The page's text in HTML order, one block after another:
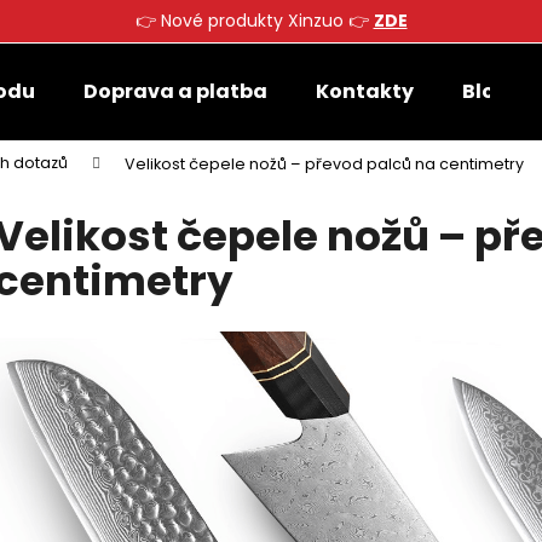
👉 Nové produkty Xinzuo 👉 ZDE
Doprava a platba Kontakty Blog
dotazů Velikost čepele nožů – převod palců na centimetry
čepele nožů –
Co potřebujete najít?
HLEDAT
Doporučujeme